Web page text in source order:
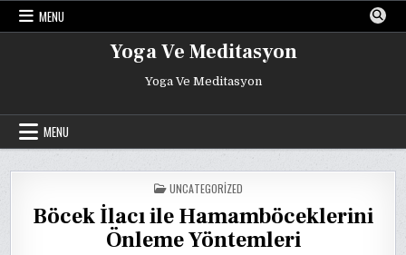
Skip
MENU
Yoga Ve Meditasyon
Yoga Ve Meditasyon
MENU
POSTED
IN
UNCATEGORIZED
Böcek İlacı ile Hamamböceklerini
Önleme Yöntemleri